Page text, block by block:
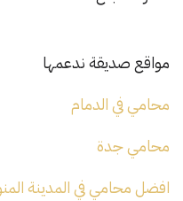
مواقع صديقة ندعمها
محامي في الدمام
محامي جدة
افضل محامي في المدينة